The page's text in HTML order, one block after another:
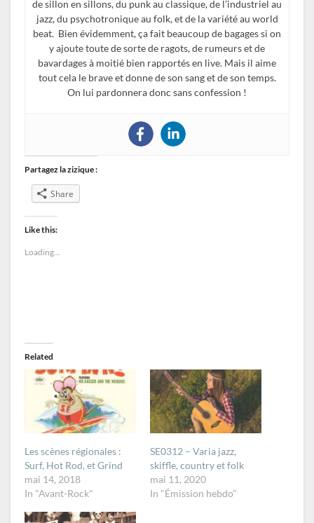
de sillon en sillons, du punk au classique, de l’industriel au
jazz, du psychotronique au folk, et de la variété au world
beat. Bien évidemment, ça fait beaucoup de bagages si on
y ajoute toute de sorte de ragots, de rumeurs et de
bavardages à moitié bien rapportés en live. Mais il aime
tout cela le brave et donne de son sang et de son temps.
On lui pardonnera donc sans confession !
Partagez la zizique :
Share
Like this:
Loading...
Related
Les scènes régionales :
Surf, Hot Rod, et Grind
mai 14, 2018
In "Avant-Rock"
SE0312 – Varia jazz,
skiffle, country et folk
mai 11, 2020
In "Émission hebdo"